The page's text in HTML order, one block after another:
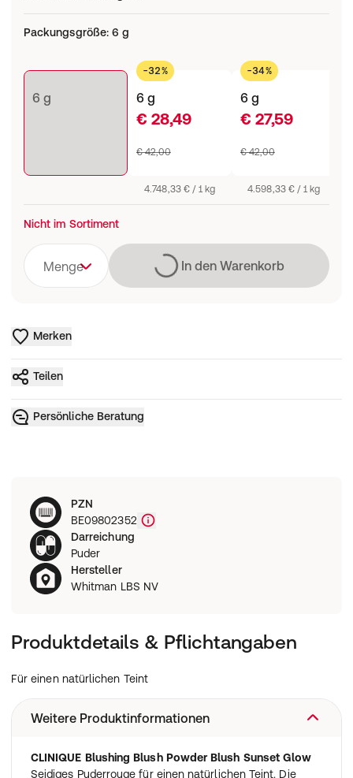
Packungsgröße:6 g
6 g
-32%
6 g
€ 28,49
€ 42,00
4.748,33 € / 1 kg
-34%
6 g
€ 27,59
€ 42,00
4.598,33 € / 1 kg
Nicht im Sortiment
Menge LädtIn den Warenkorb
Merken
Teilen
Persönliche Beratung
PZN
BE09802352
Darreichung
Puder
Hersteller
Whitman LBS NV
Produktdetails & Pflichtangaben
Für einen natürlichen Teint
Weitere Produktinformationen
CLINIQUE Blushing Blush Powder Blush Sunset Glow
Seidiges Puderrouge für einen natürlichen Teint. Die